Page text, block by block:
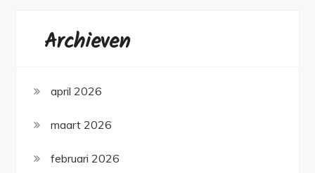
Archieven
april 2026
maart 2026
februari 2026